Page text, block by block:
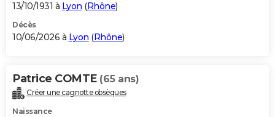
13/10/1931 à Lyon (Rhône)
Décès
10/06/2026 à Lyon (Rhône)
Patrice COMTE (65 ans)
Créer une cagnotte obsèques
Naissance